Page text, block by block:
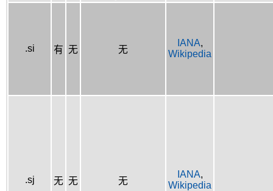
.si 有 无 无
IANA,
Wikipedia
.sj 无 无 无
IANA,
Wikipedia